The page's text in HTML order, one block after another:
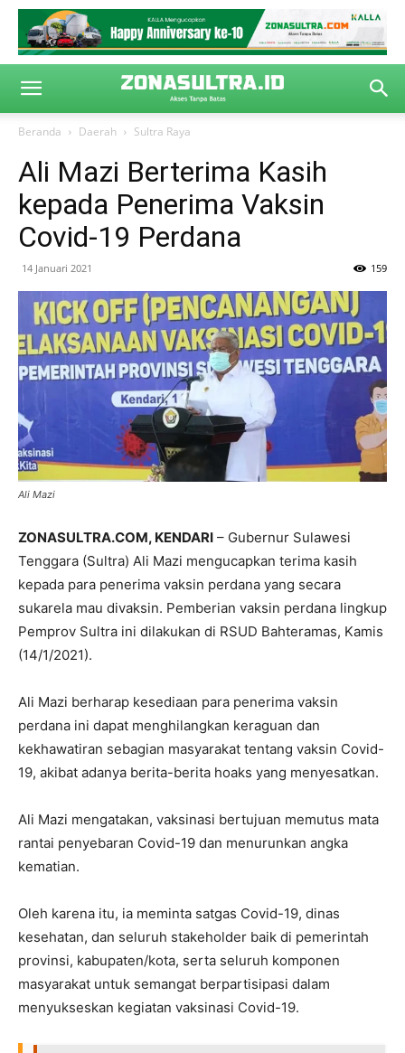
Beranda Daerah Sultra Raya
Ali Mazi Berterima Kasih
kepada Penerima Vaksin
Covid-19 Perdana
14 Januari 2021 159
Ali Mazi
ZONASULTRA.COM, KENDARI – Gubernur Sulawesi
Tenggara (Sultra) Ali Mazi mengucapkan terima kasih
kepada para penerima vaksin perdana yang secara
sukarela mau divaksin. Pemberian vaksin perdana lingkup
Pemprov Sultra ini dilakukan di RSUD Bahteramas, Kamis
(14/1/2021).
Ali Mazi berharap kesediaan para penerima vaksin
perdana ini dapat menghilangkan keraguan dan
kekhawatiran sebagian masyarakat tentang vaksin Covid-
19, akibat adanya berita-berita hoaks yang menyesatkan.
Ali Mazi mengatakan, vaksinasi bertujuan memutus mata
rantai penyebaran Covid-19 dan menurunkan angka
kematian.
Oleh karena itu, ia meminta satgas Covid-19, dinas
kesehatan, dan seluruh stakeholder baik di pemerintah
provinsi, kabupaten/kota, serta seluruh komponen
masyarakat untuk semangat berpartisipasi dalam
menyukseskan kegiatan vaksinasi Covid-19.